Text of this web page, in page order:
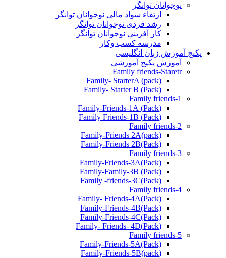
نوجوانان توانگر
ارتقاء سواد مالی نوجوانان توانگر
رشد فردی نوجوانان توانگر
کار آفرینی نوجوانان توانگر
مدرسه کسب وکار
پکیج آموزش زبان انگلیسی
آموزش پکیج آموزشی
Family friends-Staretr
Family- StarterA (pack)
Family- Starter B (Pack)
Family friends-1
(Pack) Family-Friends-1A
(Pack) Family Friends-1B
Family friends-2
Family-Friends 2A(pack)
Family-Friends 2B(Pack)
Family friends-3
(Pack)Family-Friends-3A
Family-Family-3B (Pack)
Family -friends-3C(Pack)
Family friends-4
Family- Friends-4A(Pack)
Family-Friends-4B(Pack)
Family-Friends-4C(Pack)
(Pack)Family- Friends- 4D
Family friends-5
Family-Friends-5A(Pack)
(pack)Family-Friends-5B